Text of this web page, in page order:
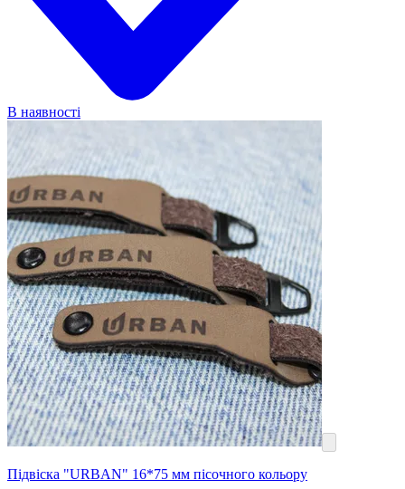
В наявності
Підвіска "URBAN" 16*75 мм пісочного кольору